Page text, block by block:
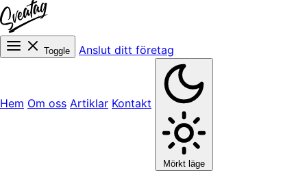
Toggle Anslut ditt företag
Hem Om oss Artiklar Kontakt
Mörkt läge